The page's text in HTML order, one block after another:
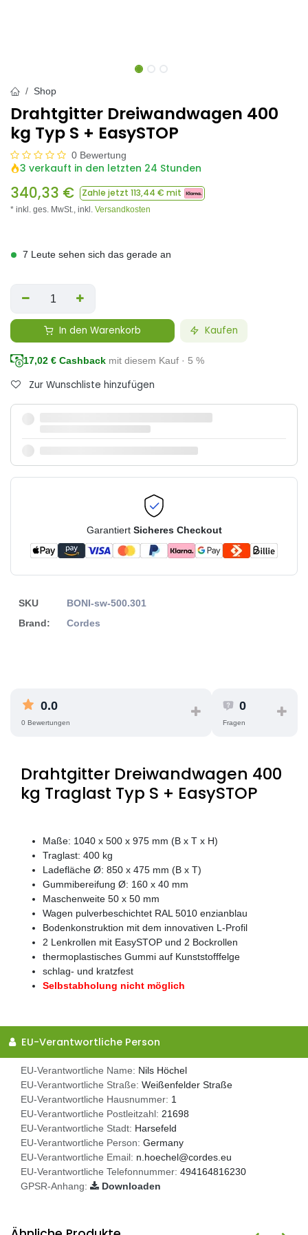
Shop
Drahtgitter Dreiwandwagen 400
kg Typ S + EasySTOP
0 Bewertung
3 verkauft in den letzten 24 Stunden
340,33 € Zahle jetzt 113,44 € mit
* inkl. ges. MwSt., inkl. Versandkosten
7 Leute sehen sich das gerade an
In den Warenkorb Kaufen
17,02 € Cashback mit diesem Kauf · 5 %
Zur Wunschliste hinzufügen
Garantiert Sicheres Checkout
SKU
BONI-sw-500.301
Brand:
Cordes
0.0
0 Bewertungen
0
Fragen
Drahtgitter Dreiwandwagen 400
kg Traglast Typ S + EasySTOP
Maße: 1040 x 500 x 975 mm (B x T x H)
Traglast: 400 kg
Ladefläche Ø: 850 x 475 mm (B x T)
Gummibereifung Ø: 160 x 40 mm
Maschenweite 50 x 50 mm
Wagen pulverbeschichtet RAL 5010 enzianblau
Bodenkonstruktion mit dem innovativen L-Profil
2 Lenkrollen mit EasySTOP und 2 Bockrollen
thermoplastisches Gummi auf Kunststofffelge
schlag- und kratzfest
Selbstabholung nicht möglich
EU-Verantwortliche Person
EU-Verantwortliche Name: Nils Höchel
EU-Verantwortliche Straße: Weißenfelder Straße
EU-Verantwortliche Hausnummer: 1
EU-Verantwortliche Postleitzahl: 21698
EU-Verantwortliche Stadt: Harsefeld
EU-Verantwortliche Person: Germany
EU-Verantwortliche Email: n.hoechel@cordes.eu
EU-Verantwortliche Telefonnummer: 494164816230
GPSR-Anhang:
Downloaden